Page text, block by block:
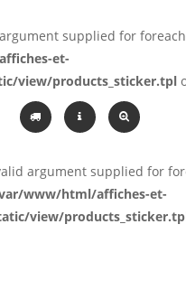
supplied for
et-
view/products_sticker.tpl
argument supplied for
www/html/affiches-et-
view/